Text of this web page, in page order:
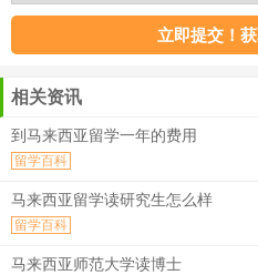
相关资讯
到马来西亚留学一年的费用
留学百科
马来西亚留学读研究生怎么样
留学百科
马来西亚师范大学读博士